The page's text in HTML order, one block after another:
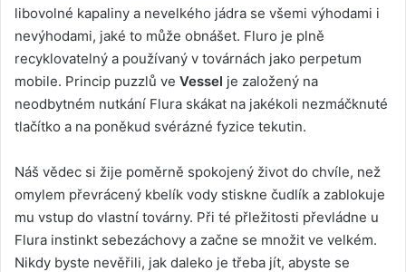
libovolné kapaliny a nevelkého jádra se všemi výhodami i
nevýhodami, jaké to může obnášet. Fluro je plně
recyklovatelný a používaný v továrnách jako perpetum
mobile. Princip puzzlů ve Vessel je založený na
neodbytném nutkání Flura skákat na jakékoli nezmáčknuté
tlačítko a na poněkud svérázné fyzice tekutin.
Náš vědec si žije poměrně spokojený život do chvíle, než
omylem převrácený kbelík vody stiskne čudlík a zablokuje
mu vstup do vlastní továrny. Při té přležitosti převládne u
Flura instinkt sebezáchovy a začne se množit ve velkém.
Nikdy byste nevěřili, jak daleko je třeba jít, abyste se